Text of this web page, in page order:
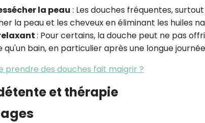
la peau : Les douches fréquentes,
la peau et les cheveux en éliminant les huiles
: Pour certains, la douche peut ne pas
bain, en particulier après une longue
prendre des douches fait maigrir ?
et thérapie